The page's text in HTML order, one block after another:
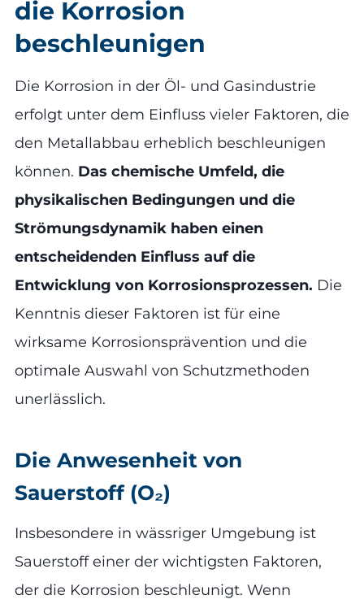
die Korrosion
beschleunigen
Die Korrosion in der Öl- und Gasindustrie
erfolgt unter dem Einfluss vieler Faktoren, die
den Metallabbau erheblich beschleunigen
können. Das chemische Umfeld, die
physikalischen Bedingungen und die
Strömungsdynamik haben einen
entscheidenden Einfluss auf die
Entwicklung von Korrosionsprozessen. Die
Kenntnis dieser Faktoren ist für eine
wirksame Korrosionsprävention und die
optimale Auswahl von Schutzmethoden
unerlässlich.
Die Anwesenheit von
Sauerstoff (O₂)
Insbesondere in wässriger Umgebung ist
Sauerstoff einer der wichtigsten Faktoren,
der die Korrosion beschleunigt. Wenn